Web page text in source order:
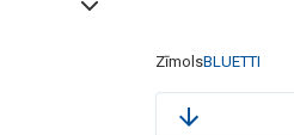
ZīmolsBLUETTI